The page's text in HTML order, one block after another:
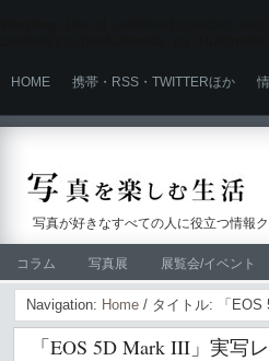
HOME 携帯・RSS・TWITTERほか
写真が好きなすべての人に役立つ情報
コラム 写真展 展覧会/イベント
Navigation: Home / タイトル: 「EOS
「EOS 5D Mark III」実写